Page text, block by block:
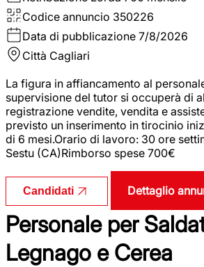
Codice annuncio 350226
Data di pubblicazione 7/8/2026
Città Cagliari
La figura in affiancamento al
supervisione del tutor si occuperà di
registrazione vendite, vendita e
previsto un inserimento in tirocinio
di 6 mesi.Orario di lavoro: 30 ore
Sestu (CA)Rimborso spese 700€
Candidati Dettaglio
Personale per
Legnago e Cerea